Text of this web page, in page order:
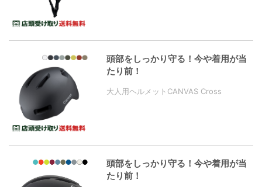
頭部をしっかり守る！今や着用が当
たり前！
大人用ヘルメットCANVAS Cross
頭部をしっかり守る！今や着用が当
たり前！